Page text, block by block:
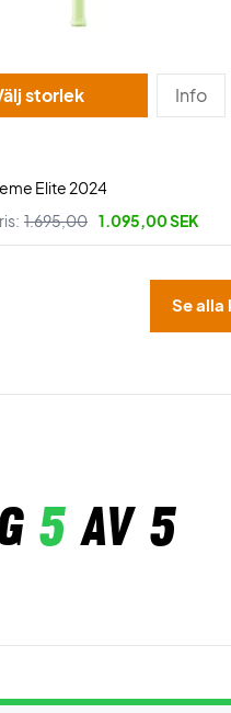
Välj storlek Info
Elite 2024
1.695,00 1.095,00 SEK
Se alla
5av 5